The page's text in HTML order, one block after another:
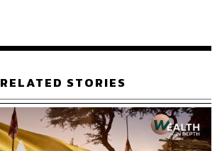
สำนักข่าวเศรษฐกิจ ธุรกิจ และการลงทุน โดย
ทีมข่าว THE STANDARD
RELATED STORIES